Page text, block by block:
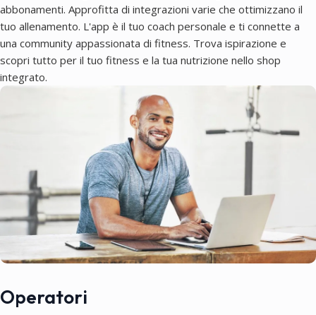
abbonamenti. Approfitta di integrazioni varie che ottimizzano il
tuo allenamento. L'app è il tuo coach personale e ti connette a
una community appassionata di fitness. Trova ispirazione e
scopri tutto per il tuo fitness e la tua nutrizione nello shop
integrato.
Operatori